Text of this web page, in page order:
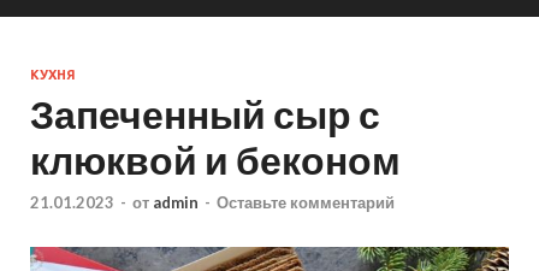
КУХНЯ
Запеченный сыр с
клюквой и беконом
21.01.2023 - от admin - Оставьте комментарий